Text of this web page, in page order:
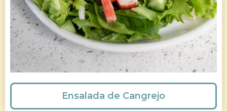
Ensalada de Cangrejo